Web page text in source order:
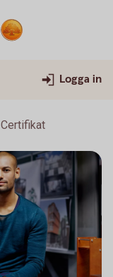
Logga in
Certifikat